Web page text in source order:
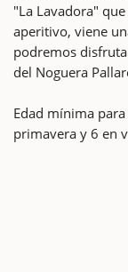
"La Lavadora"
aperitivo, viene
podremos
del Noguera
Edad mínima
primavera y 6 en